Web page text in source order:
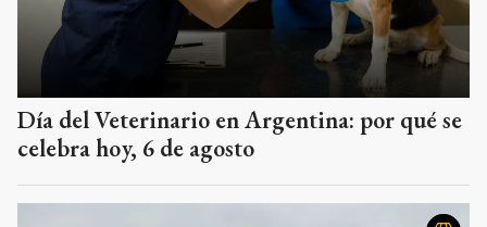
Día del Veterinario en Argentina: por qué se
celebra hoy, 6 de agosto